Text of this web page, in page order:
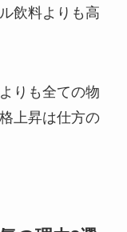
飲料よりも高
りも全ての物
上昇は仕方の